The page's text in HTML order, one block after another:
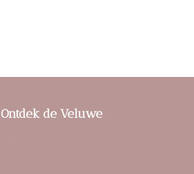
Ontdek de Veluwe